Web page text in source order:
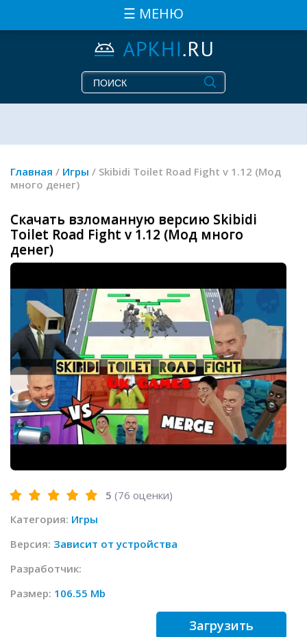
☰ МЕНЮ
Главная / Игры / Skibidi Toilet Road Fight v 1.12 (Мод
много денег)
Скачать взломанную версию Skibidi
Toilet Road Fight v 1.12 (Мод много
денег)
5 (76 оценки)
Категория: Игры
Версия: Зависит от устройства
Разработчик:
Размер: 106.55 Mb
Загрузить